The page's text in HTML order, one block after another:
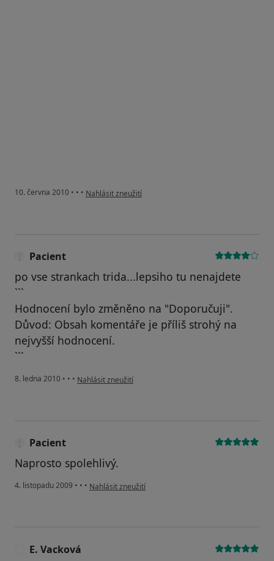
10. června 2010 • • • podle názoru uživatele Pacient
Nahlásit zneužití
Pacient
po vse strankach trida...lepsiho tu nenajdete
```
Hodnocení bylo změněno na "Doporučuji".
Důvod: Obsah komentáře je příliš strohý na
nejvyšší hodnocení.
```
8. ledna 2010 • • • podle názoru uživatele Pacient
Nahlásit zneužití
Pacient
Naprosto spolehlivý.
4. listopadu 2009 • • • podle názoru uživatele Pacient
Nahlásit zneužití
E. Vacková